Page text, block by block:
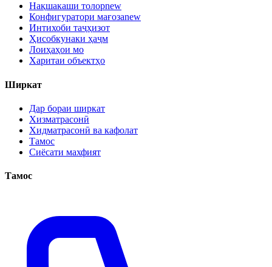
Нақшакаши толорnew
Конфигуратори мағозаnew
Интихоби таҷҳизот
Ҳисобкунаки ҳаҷм
Лоиҳаҳои мо
Харитаи объектҳо
Ширкат
Дар бораи ширкат
Хизматрасонӣ
Хидматрасонӣ ва кафолат
Тамос
Сиёсати махфият
Тамос